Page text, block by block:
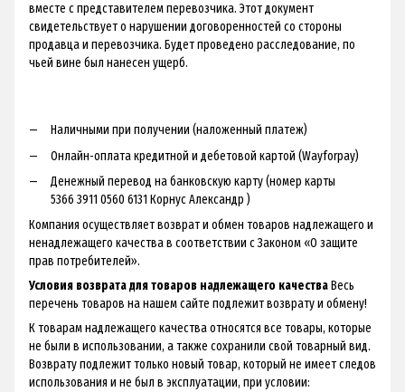
вместе с представителем перевозчика. Этот документ
свидетельствует о нарушении договоренностей со стороны
продавца и перевозчика. Будет проведено расследование, по
чьей вине был нанесен ущерб.
Наличными при получении (наложенный платеж)
Онлайн-оплата кредитной и дебетовой картой (Wayforpay)
Денежный перевод на банковскую карту (номер карты
5366 3911 0560 6131 Корнус Александр )
Компания осуществляет возврат и обмен товаров надлежащего и
ненадлежащего качества в соответствии с Законом «О защите
прав потребителей».
Условия возврата для товаров надлежащего качестваВесь
перечень товаров на нашем сайте подлежит возврату и обмену!
К товарам надлежащего качества относятся все товары, которые
не были в использовании, а также сохранили свой товарный вид.
Возврату подлежит только новый товар, который не имеет следов
использования и не был в эксплуатации, при условии: